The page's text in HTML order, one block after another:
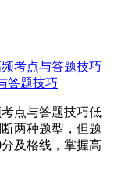
答题技巧
点与答题技巧低
两种题型，但题
及格线，掌握高